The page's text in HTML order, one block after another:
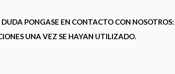
DUDA PONGASE EN CONTACTO CON NOSOTROS:
UNA VEZ SE HAYAN UTILIZADO.